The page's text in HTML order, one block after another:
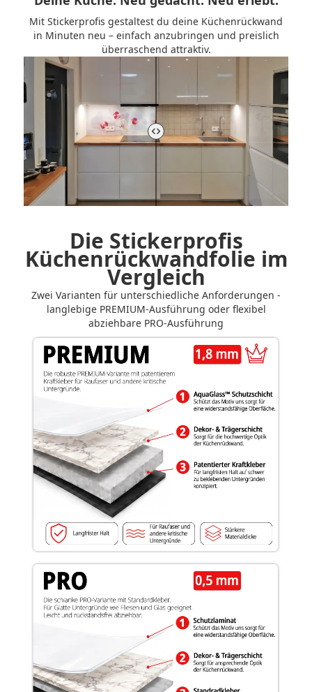
Mit Stickerprofis gestaltest du deine Küchenrückwand
in Minuten neu – einfach anzubringen und preislich
überraschend attraktiv.
Die Stickerprofis
Küchenrückwandfolie im
Vergleich
Zwei Varianten für unterschiedliche Anforderungen -
langlebige PREMIUM-Ausführung oder flexibel
abziehbare PRO-Ausführung